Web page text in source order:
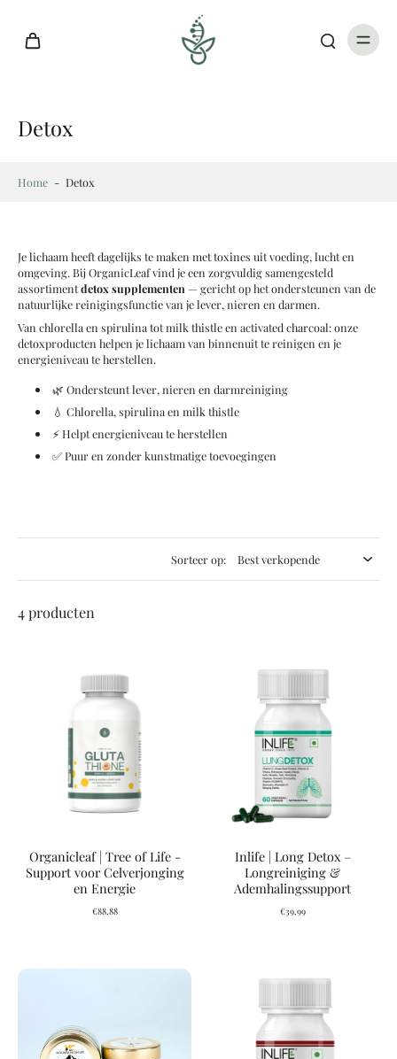
Detox
Home - Detox
Je lichaam heeft dagelijks te maken met toxines uit voeding, lucht en
omgeving. Bij OrganicLeaf vind je een zorgvuldig samengesteld
assortimentdetox supplementen — gericht op het ondersteunen van de
natuurlijke reinigingsfunctie van je lever, nieren en darmen.
Van chlorella en spirulina tot milk thistle en activated charcoal: onze
detoxproducten helpen je lichaam van binnenuit te reinigen en je
energieniveau te herstellen.
🌿 Ondersteunt lever, nieren en darmreiniging
💧 Chlorella, spirulina en milk thistle
⚡ Helpt energieniveau te herstellen
✅ Puur en zonder kunstmatige toevoegingen
Sorteer op:
4 producten
Organicleaf | Tree of Life -
Support voor Celverjonging
en Energie
€88,88
Inlife | Long Detox –
Longreiniging &
Ademhalingssupport
€39,99